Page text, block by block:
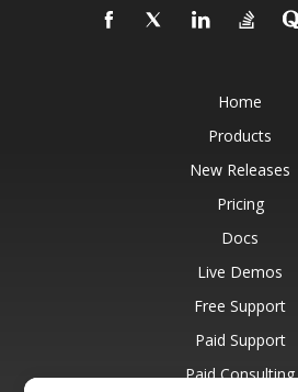
Home
Products
New Releases
Pricing
Docs
Live Demos
Free Support
Paid Support
Paid Consulting